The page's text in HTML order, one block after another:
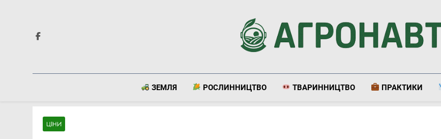
Агронавт
ЗЕМЛЯ РОСЛИННИЦТВО ТВАРИННИЦТВО ПРАКТИКИ
ЦІНИ